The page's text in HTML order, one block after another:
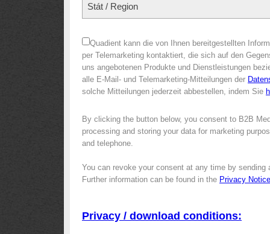
Stát / Region
Quadient kann die von Ihnen bereitgestellten
per Telemarketing kontaktiert, die sich auf den
uns angebotenen Produkte und Dienstleistungen
alle E-Mail- und Telemarketing-Mitteilungen der
solche Mitteilungen jederzeit abbestellen, indem Sie
By clicking the button below, you consent to B2B
processing and storing your data for marketing
and telephone.
You can revoke your consent at any time by sending
Further information can be found in the Privacy Notice
Privacy / download conditions: